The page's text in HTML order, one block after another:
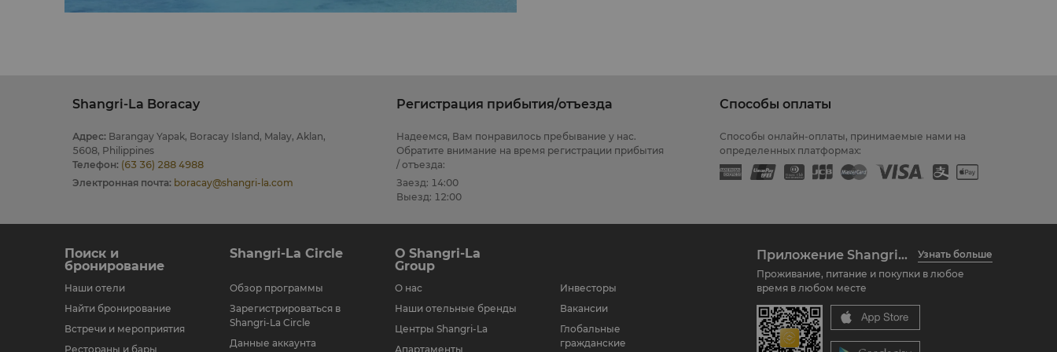
прогулку на лодке по бухтам и пещерам вокруг острова.
Shangri-La Boracay
Адрес: Barangay Yapak, Boracay Island, Malay, Aklan,
5608, Philippines
Телефон: (63 36) 288 4988
Электронная почта: boracay@shangri-la.com
Регистрация прибытия/отъезда
Надеемся, Вам понравилось пребывание у нас.
Обратите внимание на время регистрации прибытия
/ отъезда:
Заезд: 14:00
Выезд: 12:00
Способы оплаты
Способы онлайн-оплаты, принимаемые нами на
определенных платформах:
Поиск и
бронирование
Наши отели
Найти бронирование
Встречи и мероприятия
Рестораны и бары
Shangri-La Circle
Обзор программы
Зарегистрироваться в
Shangri-La Circle
Данные аккаунта
О Shangri-La
Group
О нас
Наши отельные бренды
Центры Shangri-La
Апартаменты
Инвесторы
Вакансии
Глобальные
гражданские
Приложение Shangri-La Circle
Узнать больше
Проживание, питание и покупки в любое
время в любом месте